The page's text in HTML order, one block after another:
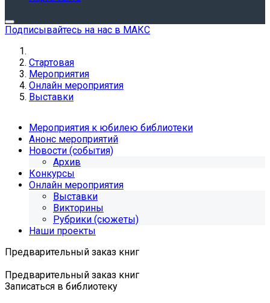
Подписывайтесь на нас в МАКС
Стартовая
Мероприятия
Онлайн мероприятия
Выставки
Мероприятия к юбилею библиотеки
Анонс мероприятий
Новости (события)
Архив
Конкурсы
Онлайн мероприятия
Выставки
Викторины
Рубрики (сюжеты)
Наши проекты
Предварительный заказ книг
Предварительный заказ книг
Записаться в библиотеку